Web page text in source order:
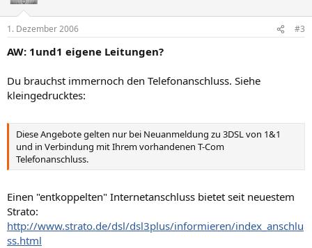
1. Dezember 2006 #3
AW: 1und1 eigene Leitungen?
Du brauchst immernoch den Telefonanschluss. Siehe
kleingedrucktes:
Diese Angebote gelten nur bei Neuanmeldung zu 3DSL von 1&1
und in Verbindung mit Ihrem vorhandenen T-Com
Telefonanschluss.
Einen "entkoppelten" Internetanschluss bietet seit neuestem
Strato:
http://www.strato.de/dsl/dsl3plus/informieren/index_anschlu
ss.html